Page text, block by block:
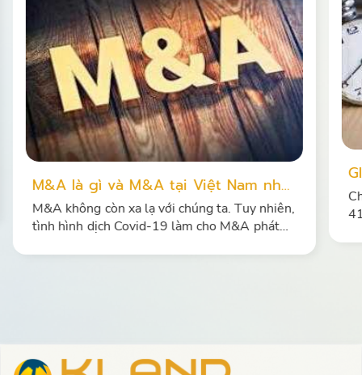
M&A là gì và M&A tại Việt Nam như
thế nào?
M&A không còn xa lạ với chúng ta. Tuy nhiên,
tình hình dịch Covid-19 làm cho M&A phát